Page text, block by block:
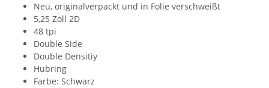
Neu, originalverpackt und in Folie verschweißt
5,25 Zoll 2D
48 tpi
Double Side
Double Densitiy
Hubring
Farbe: Schwarz